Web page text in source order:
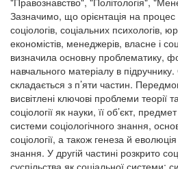
Зазначимо, що орієнтація на процес
соціологів, соціальних психологів,
економістів, менеджерів, власне і
визначила основну проблематику,
навчального матеріалу в
складається з п’яти частин.
висвітлені ключові проблеми теорії та
соціології як науки, її об’єкт,
системи соціологічного знання,
соціології, а також генеза й
знання. У другій частині розкрито